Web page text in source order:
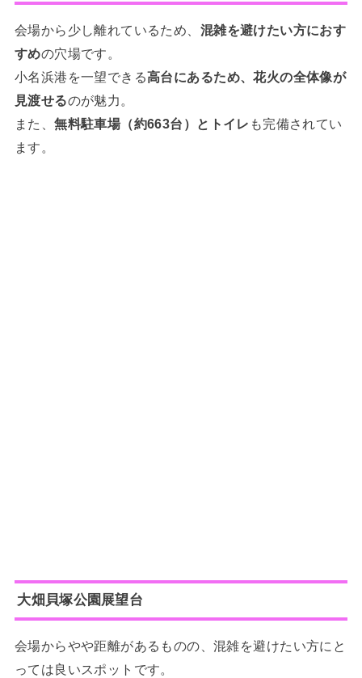
会場から少し離れているため、 混雑を避けたい方におす
すめの穴場です。
小名浜港を一望できる高台にあるため、花火の全体像が
見渡せるのが魅力。
また、無料駐車場（約663台）とトイレ も完備されてい
ます。
大畑貝塚公園展望台
会場からやや距離があるものの、混雑を避けたい方にと
っては良いスポットです。